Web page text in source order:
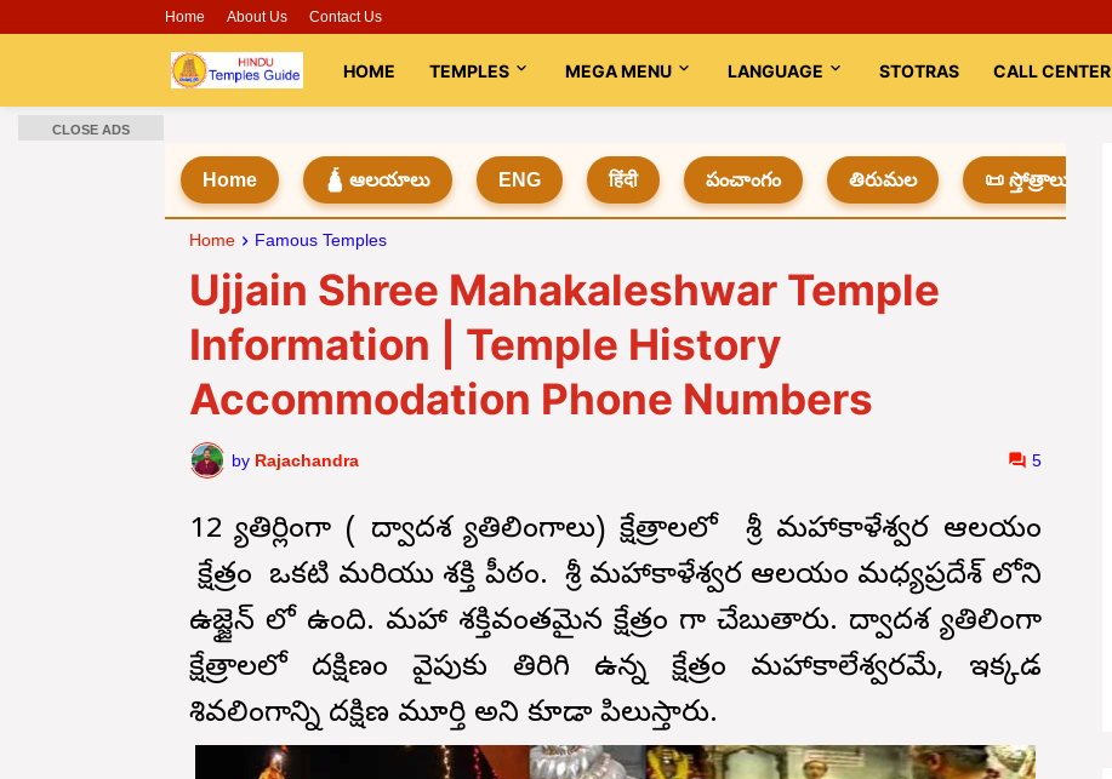
Home About Us Contact Us
HOME TEMPLES MEGA MENU LANGUAGE STOTRAS CALL CENTER
Home 🛕 ఆలయాలు ENG हिंदी పంచాంగం తిరుమల 📜 స్తోత్రాలు
Home Famous Temples
Ujjain Shree Mahakaleshwar Temple
Information | Temple History
Accommodation Phone Numbers
by Rajachandra 5
12 జ్యోతిర్లింగా ( ద్వాదశ జ్యోతిలింగాలు) క్షేత్రాలలో శ్రీ మహాకాళేశ్వర ఆలయం
క్షేత్రం ఒకటి మరియు శక్తి పీఠం. శ్రీ మహాకాళేశ్వర ఆలయం మధ్యప్రదేశ్ లోని
ఉజ్జైన్ లో ఉంది. మహా శక్తివంతమైన క్షేత్రం గా చేబుతారు. ద్వాదశ జ్యోతిలింగా
క్షేత్రాలలో దక్షిణం వైపుకు తిరిగి ఉన్న క్షేత్రం మహాకాలేశ్వరమే, ఇక్కడ
శివలింగాన్ని దక్షిణ మూర్తి అని కూడా పిలుస్తారు.
CLOSE ADS